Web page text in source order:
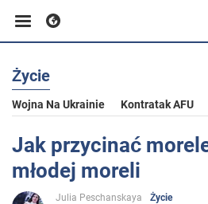
Biznes
Sport
Rozrywka
Życie
Wojna Na Ukrainie Kontratak AFU
Jak przycinać
młodej moreli
Julia Peschanskaya
Życie